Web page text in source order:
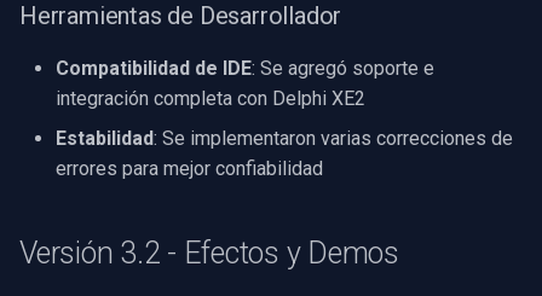
Herramientas de Desarrollador
Compatibilidad de IDE: Se agregó soporte e
integración completa con Delphi XE2
Estabilidad: Se implementaron varias correcciones de
errores para mejor confiabilidad
Versión 3.2 - Efectos y Demos